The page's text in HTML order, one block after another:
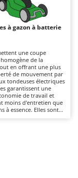
à gazon à batterie
une coupe
de la
en offrant une plus
de mouvement par
tondeuses électriques
garantissent une
de travail et
moins d'entretien que
à essence. Elles sont